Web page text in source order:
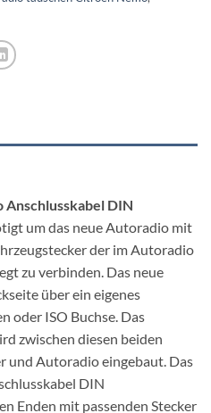
DIN
um das neue Autoradio mit
der im Autoradio
zu verbinden. Das neue
über ein eigenes
oder ISO Buchse. Das
zwischen diesen beiden
und Autoradio eingebaut. Das
DIN
Enden mit passenden Stecker